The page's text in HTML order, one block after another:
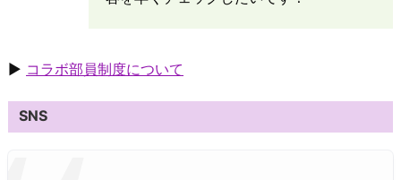
▶ コラボ部員制度について
SNS